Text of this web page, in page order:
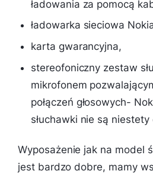
ładowania za pomocą
ładowarka sieciowa
karta gwarancyjna,
stereofoniczny zestaw
mikrofonem
połączeń głosowych-
słuchawki nie są
Wyposażenie jak na model
jest bardzo dobre, mamy